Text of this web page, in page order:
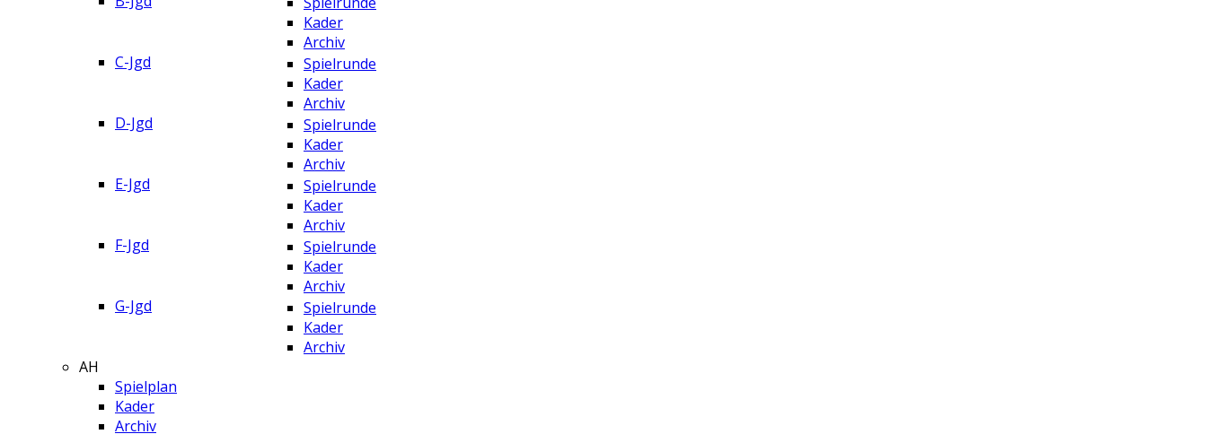
Kader
Archiv
C-Jgd
Spielrunde
Kader
Archiv
D-Jgd
Spielrunde
Kader
Archiv
E-Jgd
Spielrunde
Kader
Archiv
F-Jgd
Spielrunde
Kader
Archiv
G-Jgd
Spielrunde
Kader
Archiv
AH
Spielplan
Kader
Archiv